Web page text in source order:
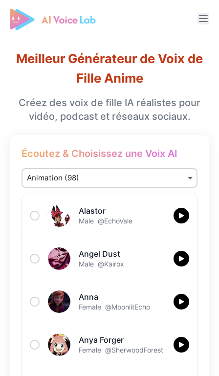
Free AI Cover & AI Voice Over
Meilleur Générateur de Voix de
Fille Anime
Créez des voix de fille IA réalistes pour
vidéo, podcast et réseaux sociaux.
Écoutez & Choisissez une Voix AI
Alastor
Male @EchoVale
Angel Dust
Male @Kairox
Anna
Female @MoonlitEcho
Anya Forger
Female @SherwoodForest